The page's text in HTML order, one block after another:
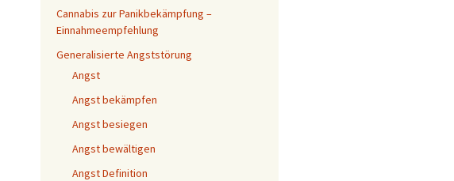
Cannabis zur Panikbekämpfung –
Einnahmeempfehlung
Generalisierte Angststörung
Angst
Angst bekämpfen
Angst besiegen
Angst bewältigen
Angst Definition